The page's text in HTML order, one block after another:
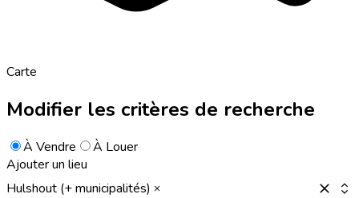
Carte
Modifier les critères de recherche
À Vendre
À Louer
Ajouter un lieu
Hulshout (+ municipalités)